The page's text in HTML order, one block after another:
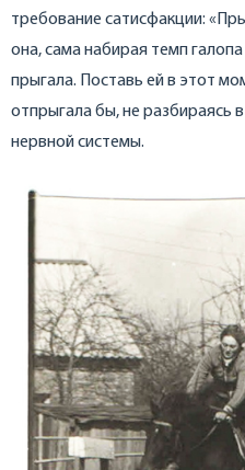
требование сатисфакции:
она, сама набирая темп
прыгала. Поставь ей в этот
отпрыгала бы, не разбираясь
нервной системы.